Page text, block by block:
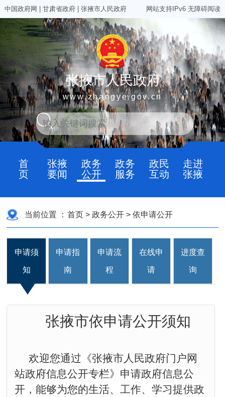
中国政府网 甘肃省政府 张掖市人民政府 网站支持IPv6 无障碍阅读
张掖市人民政府
www.zhangye.gov.cn
首
页
张掖
要闻
政务
公开
政务
服务
政民
互动
走进
张掖
当前位置 ： 首页 >政务公开 >依申请公开
申请须
知
申请指
南
申请流
程
在线申
请
进度查
询
张掖市依申请公开须知
欢迎您通过《张掖市人民政府门户网
站政府信息公开专栏》申请政府信息公
开，能够为您的生活、工作、学习提供政